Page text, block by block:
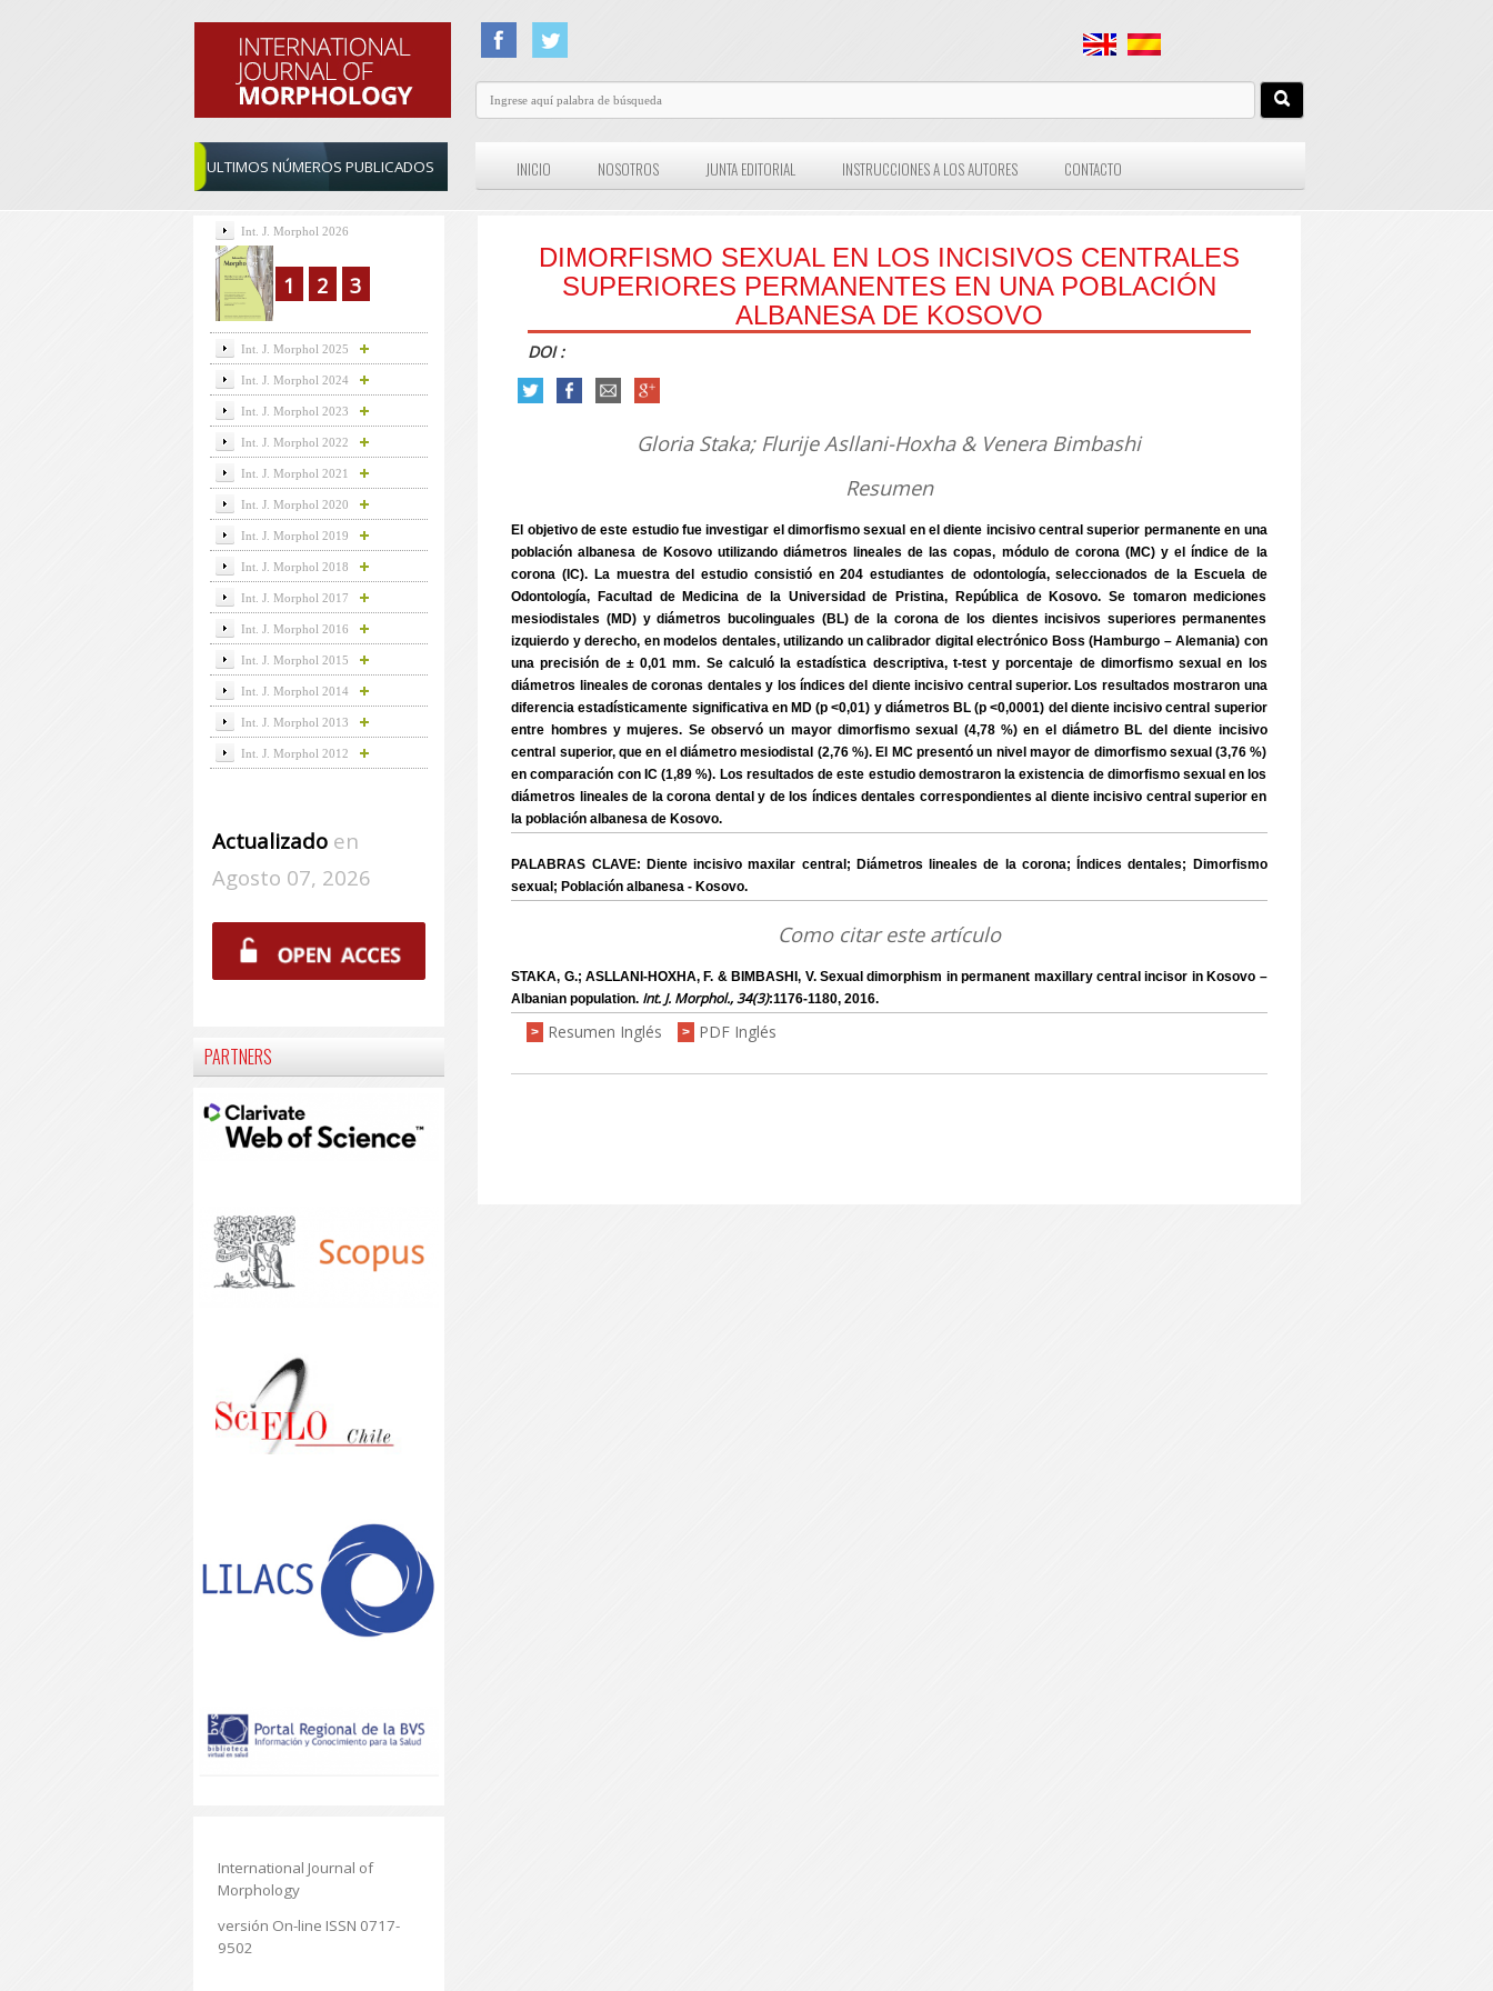
ULTIMOS NÚMEROS PUBLICADOS INICIO NOSOTROS JUNTA EDITORIAL INSTRUCCIONES A LOS AUTORES CONTACTO
DIMORFISMO SEXUAL EN LOS INCISIVOS CENTRALES
SUPERIORES PERMANENTES EN UNA POBLACIÓN
ALBANESA DE KOSOVO
DOI :
Gloria Staka; Flurije Asllani-Hoxha & Venera Bimbashi
Resumen
El objetivo de este estudio fue investigar el dimorfismo sexual en el diente incisivo central superior permanente en una
población albanesa de Kosovo utilizando diámetros lineales de las copas, módulo de corona (MC) y el índice de la
corona (IC). La muestra del estudio consistió en 204 estudiantes de odontología, seleccionados de la Escuela de
Odontología, Facultad de Medicina de la Universidad de Pristina, República de Kosovo. Se tomaron mediciones
mesiodistales (MD) y diámetros bucolinguales (BL) de la corona de los dientes incisivos superiores permanentes
izquierdo y derecho, en modelos dentales, utilizando un calibrador digital electrónico Boss (Hamburgo – Alemania) con
una precisión de ± 0,01 mm. Se calculó la estadística descriptiva, t-test y porcentaje de dimorfismo sexual en los
diámetros lineales de coronas dentales y los índices del diente incisivo central superior. Los resultados mostraron una
diferencia estadísticamente significativa en MD (p <0,01) y diámetros BL (p <0,0001) del diente incisivo central superior
entre hombres y mujeres. Se observó un mayor dimorfismo sexual (4,78 %) en el diámetro BL del diente incisivo
central superior, que en el diámetro mesiodistal (2,76 %). El MC presentó un nivel mayor de dimorfismo sexual (3,76 %)
en comparación con IC (1,89 %). Los resultados de este estudio demostraron la existencia de dimorfismo sexual en los
diámetros lineales de la corona dental y de los índices dentales correspondientes al diente incisivo central superior en
la población albanesa de Kosovo.
PALABRAS CLAVE: Diente incisivo maxilar central; Diámetros lineales de la corona; Índices dentales; Dimorfismo
sexual; Población albanesa - Kosovo.
Como citar este artículo
STAKA, G.; ASLLANI-HOXHA, F. & BIMBASHI, V. Sexual dimorphism in permanent maxillary central incisor in Kosovo –
Albanian population. Int. J. Morphol., 34(3):1176-1180, 2016.
> Resumen Inglés > PDF Inglés
Int. J. Morphol 2026
1 2 3
Int. J. Morphol 2025
Int. J. Morphol 2024
Int. J. Morphol 2023
Int. J. Morphol 2022
Int. J. Morphol 2021
Int. J. Morphol 2020
Int. J. Morphol 2019
Int. J. Morphol 2018
Int. J. Morphol 2017
Int. J. Morphol 2016
Int. J. Morphol 2015
Int. J. Morphol 2014
Int. J. Morphol 2013
Int. J. Morphol 2012
Actualizadoen
Agosto 07, 2026
PARTNERS
International Journal of
Morphology
versión On-line ISSN 0717-
9502